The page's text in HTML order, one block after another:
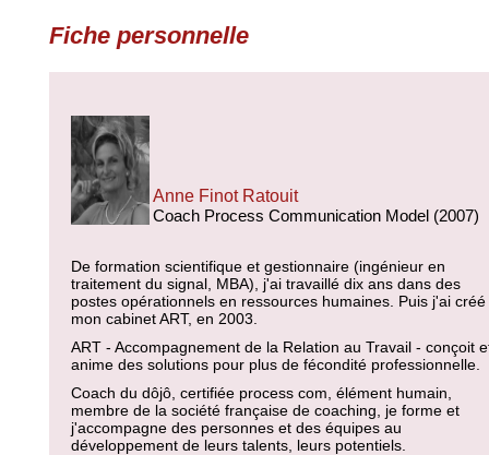
Fiche personnelle
Anne Finot Ratouit
Coach Process Communication Model (2007)
De formation scientifique et gestionnaire (ingénieur en
traitement du signal, MBA), j'ai travaillé dix ans dans des
postes opérationnels en ressources humaines. Puis j'ai créé
mon cabinet ART, en 2003.
ART - Accompagnement de la Relation au Travail - conçoit
anime des solutions pour plus de fécondité professionnelle.
Coach du dôjô, certifiée process com, élément humain,
membre de la société française de coaching, je forme et
j'accompagne des personnes et des équipes au
développement de leurs talents, leurs potentiels.